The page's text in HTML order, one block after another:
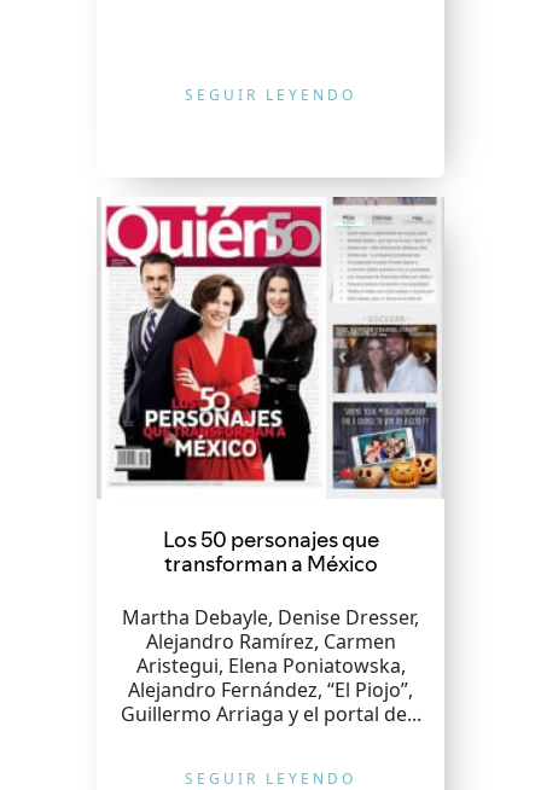
SEGUIR LEYENDO
Los 50 personajes que
transforman a México
Martha Debayle, Denise Dresser,
Alejandro Ramírez, Carmen
Aristegui, Elena Poniatowska,
Alejandro Fernández, “El Piojo”,
Guillermo Arriaga y el portal de...
SEGUIR LEYENDO